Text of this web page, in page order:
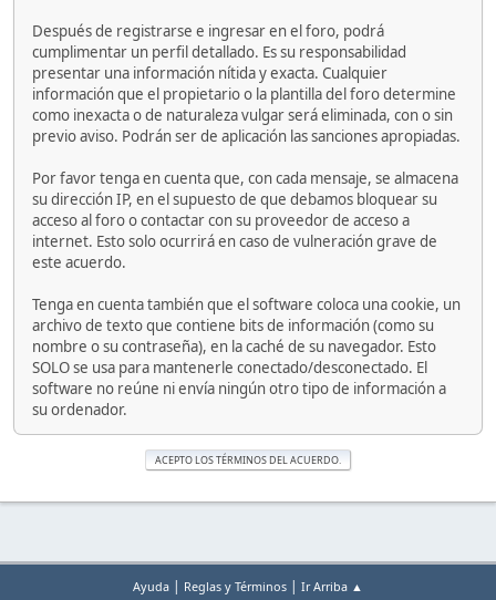
Después de registrarse e ingresar en el foro, podrá
cumplimentar un perfil detallado. Es su responsabilidad
presentar una información nítida y exacta. Cualquier
información que el propietario o la plantilla del foro determine
como inexacta o de naturaleza vulgar será eliminada, con o sin
previo aviso. Podrán ser de aplicación las sanciones apropiadas.
Por favor tenga en cuenta que, con cada mensaje, se almacena
su dirección IP, en el supuesto de que debamos bloquear su
acceso al foro o contactar con su proveedor de acceso a
internet. Esto solo ocurrirá en caso de vulneración grave de
este acuerdo.
Tenga en cuenta también que el software coloca una cookie, un
archivo de texto que contiene bits de información (como su
nombre o su contraseña), en la caché de su navegador. Esto
SOLO se usa para mantenerle conectado/desconectado. El
software no reúne ni envía ningún otro tipo de información a
su ordenador.
Ayuda | Reglas y Términos | Ir Arriba ▲